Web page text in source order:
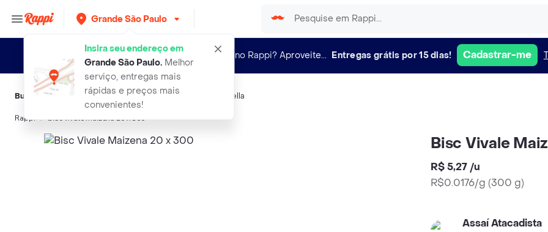
Grande São Paulo
Insira seu endereço em
Grande São Paulo.Melhor
serviço, entregas mais
rápidas e preços mais
convenientes!
Novo no Rappi? Aproveite... Entregas grátis por 15 dias! Cadastrar-me
Buscas relacionadas:Biscoitos,Maizena, Bisc Vitarella
Rappi bisc vivale maizena 20 x 300
Bisc Vivale
R$ 5,27 /u
R$0.0176/g (300 g)
Assaí Atacadista